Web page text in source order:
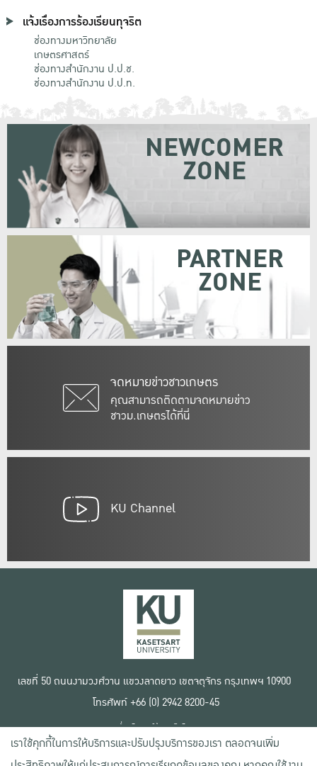
แจ้งเรื่องการร้องเรียนทุจริต
ช่องทางมหาวิทยาลัย
เกษตรศาสตร์
ช่องทางสำนักงาน ป.ป.ช.
ช่องทางสำนักงาน ป.ป.ท.
จดหมายข่าวชาวเกษตร
คุณสามารถติดตามจดหมายข่าว
ชาวม.เกษตรได้ที่นี่
NEWCOMER
ZONE
PARTNER
ZONE
KU Channel
เลขที่ 50 ถนนงามวงศ์วาน แขวงลาดยาว เขตจตุจักร กรุงเทพฯ 10900
โทรศัพท์ +66 (0) 2942 8200-45
เงื่อนไขการใช้งานเว็บไซต์
ข้อตกลงด้านสิทธิ์ใช้งาน
นโยบายความเป็นส่วนตัว
เราใช้คุกกี้ในการให้บริการและปรับปรุงบริการของเรา ตลอดจนเพิ่ม